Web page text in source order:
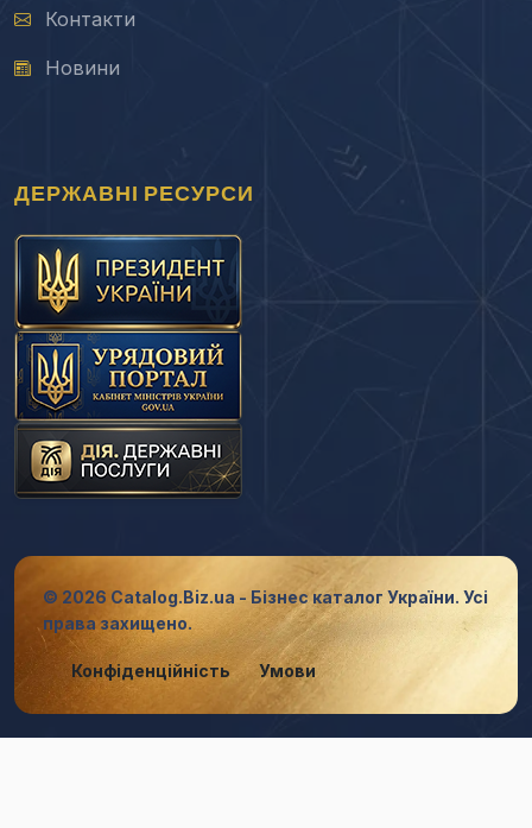
Контакти
Новини
ДЕРЖАВНІ РЕСУРСИ
© 2026 Catalog.Biz.ua - Бізнес каталог України. Усі
права захищено.
Конфіденційність Умови